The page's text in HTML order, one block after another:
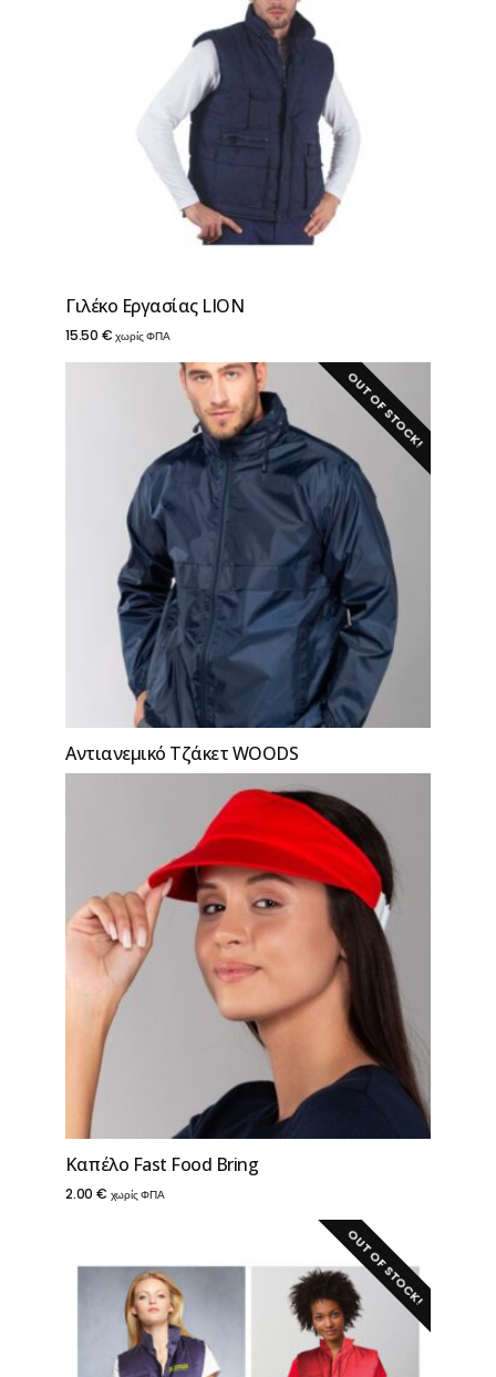
Γιλέκο Εργασίας LION
15.50 € χωρίς ΦΠΑ
OUT OF STOCK!
Αντιανεμικό Τζάκετ WOODS
Καπέλο Fast Food Bring
2.00 € χωρίς ΦΠΑ
OUT OF STOCK!